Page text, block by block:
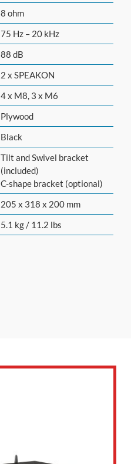
8 ohm
75 Hz – 20 kHz
88 dB
2 x SPEAKON
4 x M8, 3 x M6
Plywood
Black
Tilt and Swivel bracket
(included)
C-shape bracket (optional)
205 x 318 x 200 mm
5.1 kg / 11.2 lbs